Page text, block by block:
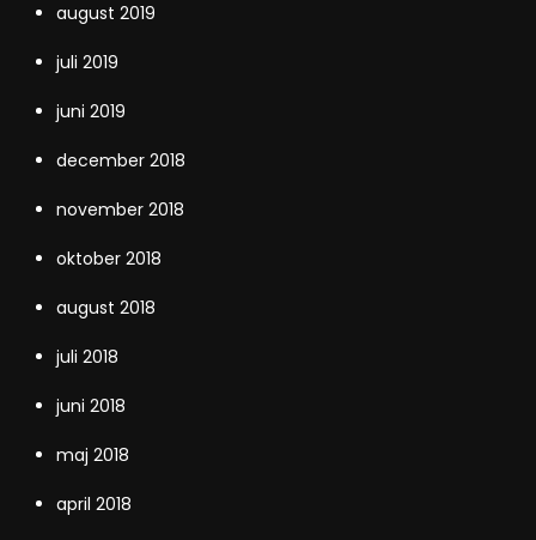
august 2019
juli 2019
juni 2019
december 2018
november 2018
oktober 2018
august 2018
juli 2018
juni 2018
maj 2018
april 2018